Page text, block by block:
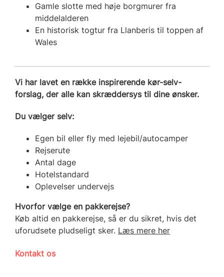
Gamle slotte med høje borgmurer fra
middelalderen
En historisk togtur fra Llanberis til toppen af
Wales
Vi har lavet en række inspirerende kør-selv-
forslag, der alle kan skræddersys til dine ønsker.
Du vælger selv:
Egen bil eller fly med lejebil/autocamper
Rejserute
Antal dage
Hotelstandard
Oplevelser undervejs
Hvorfor vælge en pakkerejse?
Køb altid en pakkerejse, så er du sikret, hvis det
uforudsete pludseligt sker. Læs mere her
Kontakt os